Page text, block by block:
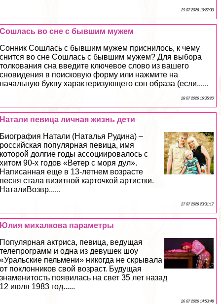
29 07 2026 10:27:30
Сошлась во сне с бывшим мужем
Сонник Сошлась с бывшим мужем приснилось, к чему
снится во сне Сошлась с бывшим мужем? Для выбора
толкования сна введите ключевое слово из вашего
сновидения в поисковую форму или нажмите на
начальную букву хаpaктеризующего сон образа (если......
28 07 2026 16:35:20
Натали певица личная жизнь дети
Биография Натали (Наталья Рудина) –
российская популярная певица, имя
которой долгие годы ассоциировалось с
хитом 90-х годов «Ветер с моря дул».
Написанная еще в 13-летнем возрасте
песня стала визитной карточкой артистки.
НаталиВозвр......
27 07 2026 23:31:17
Юлия михалкова параметры
Популярная актриса, певица, ведущая
телепрограмм и одна из дeвyшек шоу
«Уральские пельмени» никогда не скрывала
от поклонников свой возраст. Будущая
знаменитость появилась на свет 35 лет назад
12 июля 1983 год......
26 07 2026 14:53:48